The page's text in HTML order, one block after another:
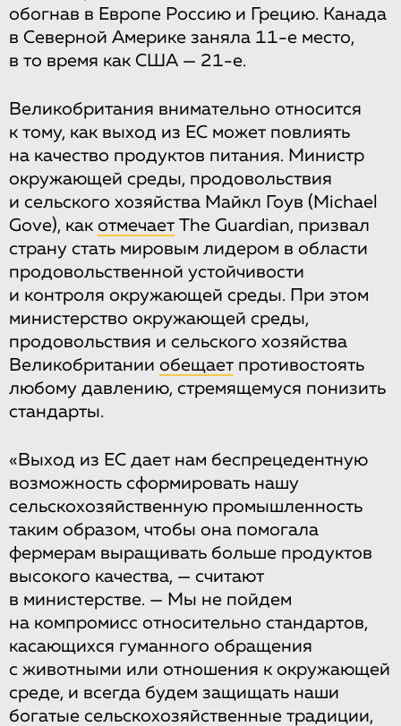
обогнав в Европе Россию и Грецию. Канада
в Северной Америке заняла 11-е место,
в то время как США — 21-е.
Великобритания внимательно относится
к тому, как выход из ЕС может повлиять
на качество продуктов питания. Министр
окружающей среды, продовольствия
и сельского хозяйства Майкл Гоув (Michael
Gove), как отмечает The Guardian, призвал
страну стать мировым лидером в области
продовольственной устойчивости
и контроля окружающей среды. При этом
министерство окружающей среды,
продовольствия и сельского хозяйства
Великобритании обещает противостоять
любому давлению, стремящемуся понизить
стандарты.
«Выход из ЕС дает нам беспрецедентную
возможность сформировать нашу
сельскохозяйственную промышленность
таким образом, чтобы она помогала
фермерам выращивать больше продуктов
высокого качества, — считают
в министерстве. — Мы не пойдем
на компромисс относительно стандартов,
касающихся гуманного обращения
с животными или отношения к окружающей
среде, и всегда будем защищать наши
богатые сельскохозяйственные традиции,